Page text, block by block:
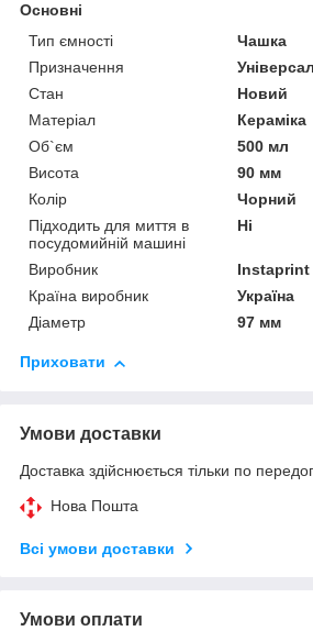
Основні
Тип ємності
Чашка
Призначення
Стан
Новий
Матеріал
Кераміка
Об`єм
500 мл
Висота
90 мм
Колір
Чорний
Підходить для миття в
посудомийній машині
Ні
Виробник
Instaprint
Країна виробник
Україна
Діаметр
97 мм
Приховати
Умови доставки
Доставка здійснюється тільки по
Нова Пошта
Всі умови доставки
Умови оплати